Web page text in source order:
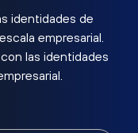
identidades de
empresarial.
las identidades